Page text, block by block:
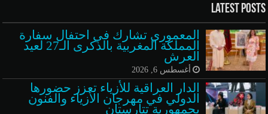
Latest Posts
المعموري تشارك في احتفال سفارة
المملكة المغربية بالذكرى الـ27 لعيد
العرش
أغسطس 6, 2026
الدار العراقية للأزياء تعزز حضورها
الدولي في مهرجان الأزياء والفنون
بجمهورية تتارستان